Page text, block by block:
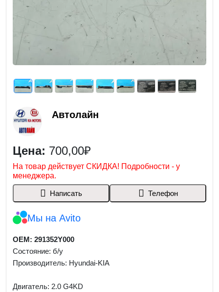
Автолайн
Цена: 700,00₽
На товар действует СКИДКА! Подробности - у
менеджера.
Написать Телефон
Мы на Avito
OEM: 291352Y000
Состояние: б/у
Производитель: Hyundai-KIA
Двигатель: 2.0 G4KD